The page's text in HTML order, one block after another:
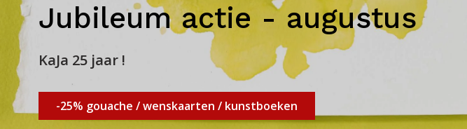
Jubileum actie - augustus
KaJa 25 jaar !
-25% gouache / wenskaarten / kunstboeken